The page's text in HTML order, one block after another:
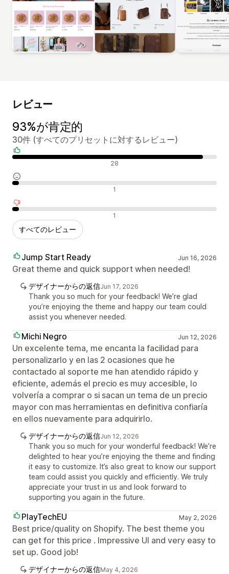
レビュー
93%が肯定的
30件 (すべてのプリセットに対するレビュー)
肯定的なレビュー 28
中間的なレビュー 1
否定的なレビュー 1
すべてのレビュー
Jump Start Ready Jun 16, 2026
Great theme and quick support when needed!
デザイナーからの返信Jun 17, 2026
Thank you so much for your feedback! We’re glad
you’re enjoying the theme and happy our team could
assist you whenever needed.
Michi Negro Jun 12, 2026
Un excelente tema, me encanta la facilidad para
personalizarlo y en las 2 ocasiones que he
contactado al soporte me han atendido rápido y
eficiente, además el precio es muy accesible, lo
volvería a comprar o si sacan un tema de un precio
mayor con mas herramientas en definitiva confiaría
en ellos nuevamente para adquirirlo.
デザイナーからの返信Jun 12, 2026
Thank you so much for your wonderful feedback! We’re
delighted to hear you’re enjoying the theme and finding
it easy to customize. It’s also great to know our support
team could assist you quickly and efficiently. We truly
appreciate your trust in us and look forward to
supporting you again in the future.
PlayTechEU May 2, 2026
Best price/quality on Shopify. The best theme you
can get for this price . Impressive UI and very easy to
set up. Good job!
デザイナーからの返信May 4, 2026